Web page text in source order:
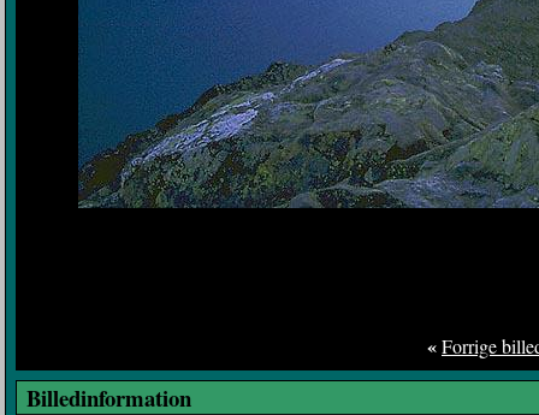
«Forrige
Billedinformation